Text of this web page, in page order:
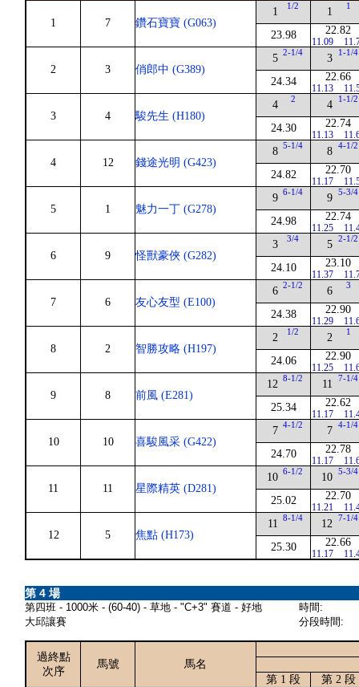
1 7 鑽石寶寶 (G063)
1 1/2
23.98
1 1
22.82
11.09
2 3 俏郎中 (G389)
5 2-1/4
24.34
3 1-1/4
22.66
11.13
3 4 駿先生 (H180)
4 2
24.30
4 1-1/2
22.74
11.13
4 12 錢途光明 (G423)
8 5-1/4
24.82
8 4-1/2
22.70
11.17
5 1 魅力一丁 (G278)
9 6-1/4
24.98
9 5-3/4
22.74
11.25
6 9 怪獸豪俠 (G282)
3 3/4
24.10
5 2-1/2
23.10
11.37
7 6 友心友型 (E100)
6 2-1/2
24.38
6 3
22.90
11.29
8 2 智勝攻略 (H197)
2 1/2
24.06
2 1
22.90
11.25
9 8 前風 (E281)
12 8-1/2
25.34
11 7-1/4
22.62
11.17
10 10 喜駿風采 (G422)
7 4-1/2
24.70
7 4-1/4
22.78
11.17
11 11 星際精英 (D281)
10 6-1/2
25.02
10 5-3/4
22.70
11.21
12 5 焦點 (H173)
11 8-1/4
25.30
12 7-1/4
22.66
11.17
第 4 場
第四班 - 1000米 - (60-40) - 草地 - "C+3" 賽道 - 好地
大邱讓賽
時間:
分段時間:
過終點
次序
馬號
馬名
第 1 段
第 2 段